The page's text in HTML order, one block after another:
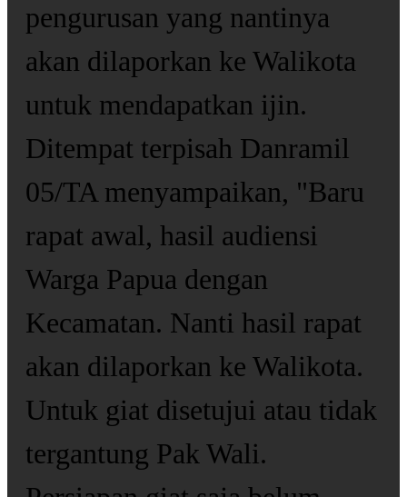
pengurusan yang nantinya
akan dilaporkan ke Walikota
untuk mendapatkan ijin.
Ditempat terpisah Danramil
05/TA menyampaikan, "Baru
rapat awal, hasil audiensi
Warga Papua dengan
Kecamatan. Nanti hasil rapat
akan dilaporkan ke Walikota.
Untuk giat disetujui atau tidak
tergantung Pak Wali.